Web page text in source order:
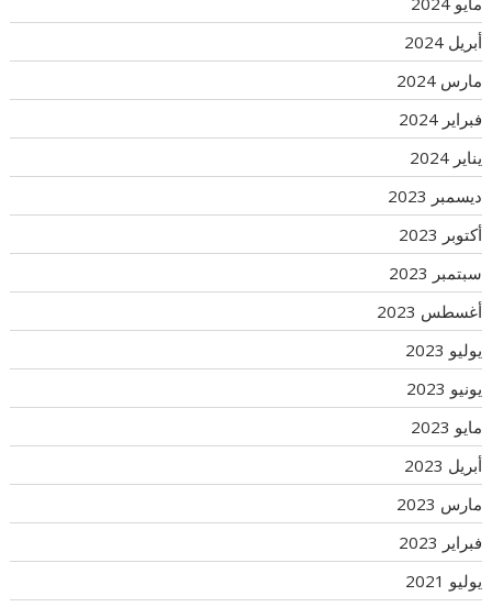
أبريل 2024
مارس 2024
فبراير 2024
يناير 2024
ديسمبر 2023
أكتوبر 2023
سبتمبر 2023
أغسطس 2023
يوليو 2023
يونيو 2023
مايو 2023
أبريل 2023
مارس 2023
فبراير 2023
يوليو 2021